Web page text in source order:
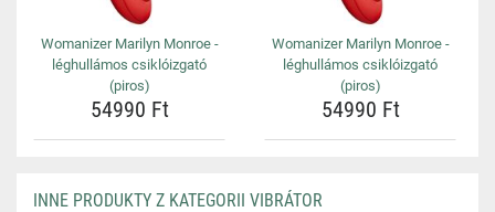
Womanizer Marilyn Monroe -
léghullámos csiklóizgató
(piros)
54990 Ft
Womanizer Marilyn Monroe -
léghullámos csiklóizgató
(piros)
54990 Ft
INNE PRODUKTY Z KATEGORII VIBRÁTOR